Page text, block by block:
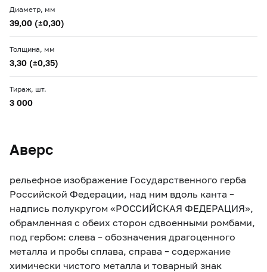
Диаметр, мм
39,00 (±0,30)
Толщина, мм
3,30 (±0,35)
Тираж, шт.
3 000
Аверс
рельефное изображение Государственного герба
Российской Федерации, над ним вдоль канта –
надпись полукругом «РОССИЙСКАЯ ФЕДЕРАЦИЯ»,
обрамленная с обеих сторон сдвоенными ромбами,
под гербом: слева – обозначения драгоценного
металла и пробы сплава, справа – содержание
химически чистого металла и товарный знак